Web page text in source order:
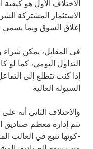
الاختلاف الأول هو
الاستثمار المشتركة
إغلاق السوق وبما
في المقابل، يمكن شراء
التداول اليومي، كما لو
إذا كنت تتطلع إلى
السيولة العالية.
والاختلاف الثاني أنه
تتم إدارة معظم صناديق
-كونها تتبع في الغالب